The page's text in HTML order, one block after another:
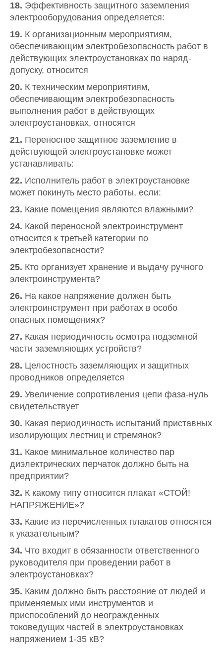
18. Эффективность защитного заземления
электрооборудования определяется:
19. К организационным мероприятиям,
обеспечивающим электробезопасность работ в
действующих электроустановках по наряд-
допуску, относится
20. К техническим мероприятиям,
обеспечивающим электробезопасность
выполнения работ в действующих
электроустановках, относятся
21. Переносное защитное заземление в
действующей электроустановке может
устанавливать:
22. Исполнитель работ в электроустановке
может покинуть место работы, если:
23. Какие помещения являются влажными?
24. Какой переносной электроинструмент
относится к третьей категории по
электробезопасности?
25. Кто организует хранение и выдачу ручного
электроинструмента?
26. На какое напряжение должен быть
электроинструмент при работах в особо
опасных помещениях?
27. Какая периодичность осмотра подземной
части заземляющих устройств?
28. Целостность заземляющих и защитных
проводников определяется
29. Увеличение сопротивления цепи фаза-нуль
свидетельствует
30. Какая периодичность испытаний приставных
изолирующих лестниц и стремянок?
31. Какое минимальное количество пар
диэлектрических перчаток должно быть на
предприятии?
32. К какому типу относится плакат «СТОЙ!
НАПРЯЖЕНИЕ»?
33. Какие из перечисленных плакатов относятся
к указательным?
34. Что входит в обязанности ответственного
руководителя при проведении работ в
электроустановках?
35. Каким должно быть расстояние от людей и
применяемых ими инструментов и
приспособлений до неогражденных
токоведущих частей в электроустановках
напряжением 1-35 кВ?